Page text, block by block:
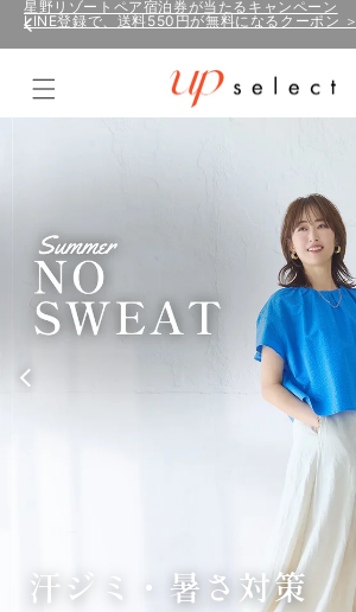
コンテ
ンツに
進む
LINE登録で、送料550円が無料になるクーポン ＞
星野リゾートペア宿泊券が当たるキャンペーン
汗ジミ・ 暑さ対策